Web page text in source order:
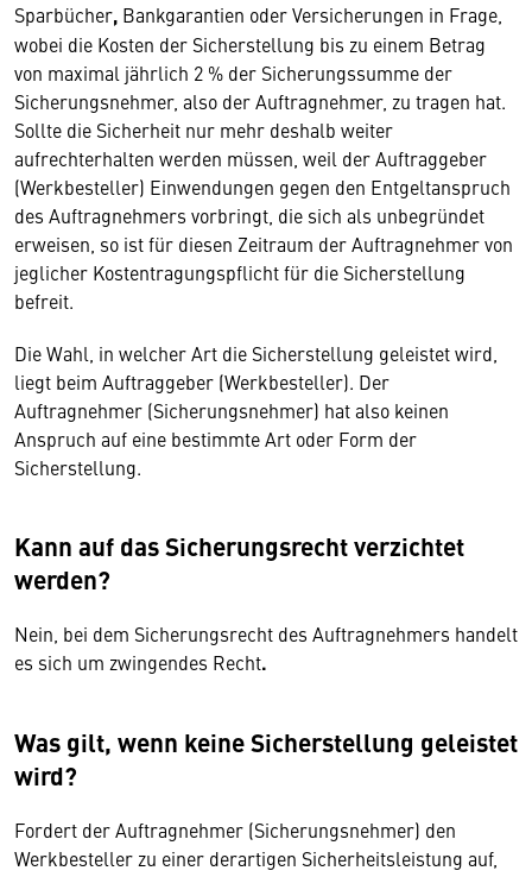
Sparbücher, Bankgarantien oder Versicherungen in Frage,
wobei die Kosten der Sicherstellung bis zu einem Betrag
von maximal jährlich 2 % der Sicherungssumme der
Sicherungsnehmer, also der Auftragnehmer, zu tragen hat.
Sollte die Sicherheit nur mehr deshalb weiter
aufrechterhalten werden müssen, weil der Auftraggeber
(Werkbesteller) Einwendungen gegen den Entgeltanspruch
des Auftragnehmers vorbringt, die sich als unbegründet
erweisen, so ist für diesen Zeitraum der Auftragnehmer von
jeglicher Kostentragungspflicht für die Sicherstellung
befreit.
Die Wahl, in welcher Art die Sicherstellung geleistet wird,
liegt beim Auftraggeber (Werkbesteller). Der
Auftragnehmer (Sicherungsnehmer) hat also keinen
Anspruch auf eine bestimmte Art oder Form der
Sicherstellung.
Kann auf das Sicherungsrecht verzichtet
werden?
Nein, bei dem Sicherungsrecht des Auftragnehmers handelt
es sich um zwingendes Recht.
Was gilt, wenn keine Sicherstellung geleistet
wird?
Fordert der Auftragnehmer (Sicherungsnehmer) den
Werkbesteller zu einer derartigen Sicherheitsleistung auf,